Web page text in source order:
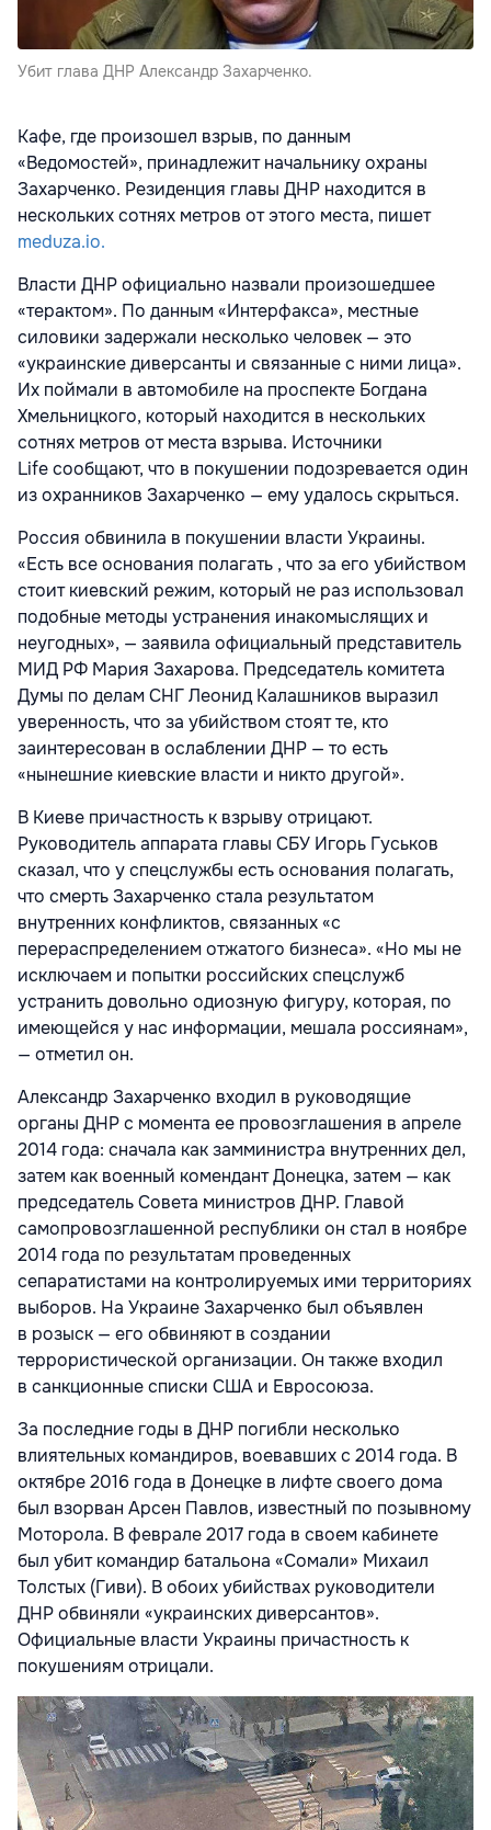
Убит глава ДНР Александр Захарченко.
Кафе, где произошел взрыв, по данным
«Ведомостей», принадлежит начальнику охраны
Захарченко. Резиденция главы ДНР находится в
нескольких сотнях метров от этого места, пишет
meduza.io.
Власти ДНР официально назвали произошедшее
«терактом». По данным «Интерфакса», местные
силовики задержали несколько человек — это
«украинские диверсанты и связанные с ними лица».
Их поймали в автомобиле на проспекте Богдана
Хмельницкого, который находится в нескольких
сотнях метров от места взрыва. Источники
Life сообщают, что в покушении подозревается один
из охранников Захарченко — ему удалось скрыться.
Россия обвинила в покушении власти Украины.
«Есть все основания полагать , что за его убийством
стоит киевский режим, который не раз использовал
подобные методы устранения инакомыслящих и
неугодных», — заявила официальный представитель
МИД РФ Мария Захарова. Председатель комитета
Думы по делам СНГ Леонид Калашников выразил
уверенность, что за убийством стоят те, кто
заинтересован в ослаблении ДНР — то есть
«нынешние киевские власти и никто другой».
В Киеве причастность к взрыву отрицают.
Руководитель аппарата главы СБУ Игорь Гуськов
сказал, что у спецслужбы есть основания полагать,
что смерть Захарченко стала результатом
внутренних конфликтов, связанных «с
перераспределением отжатого бизнеса». «Но мы не
исключаем и попытки российских спецслужб
устранить довольно одиозную фигуру, которая, по
имеющейся у нас информации, мешала россиянам»,
— отметил он.
Александр Захарченко входил в руководящие
органы ДНР с момента ее провозглашения в апреле
2014 года: сначала как замминистра внутренних дел,
затем как военный комендант Донецка, затем — как
председатель Совета министров ДНР. Главой
самопровозглашенной республики он стал в ноябре
2014 года по результатам проведенных
сепаратистами на контролируемых ими территориях
выборов. На Украине Захарченко был объявлен
в розыск — его обвиняют в создании
террористической организации. Он также входил
в санкционные списки США и Евросоюза.
За последние годы в ДНР погибли несколько
влиятельных командиров, воевавших с 2014 года. В
октябре 2016 года в Донецке в лифте своего дома
был взорван Арсен Павлов, известный по позывному
Моторола. В феврале 2017 года в своем кабинете
был убит командир батальона «Сомали» Михаил
Толстых (Гиви). В обоих убийствах руководители
ДНР обвиняли «украинских диверсантов».
Официальные власти Украины причастность к
покушениям отрицали.